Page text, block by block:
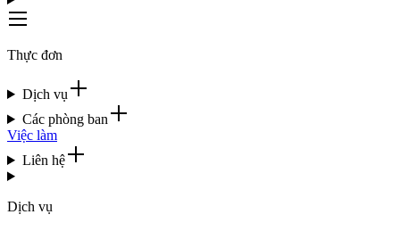
Thực đơn
Dịch vụ
Các phòng ban
Việc làm
Liên hệ
Dịch vụ